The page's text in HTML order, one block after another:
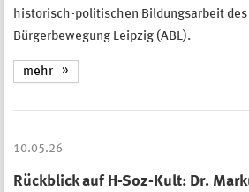
historisch-politischen Bildungsarbeit
Bürgerbewegung Leipzig (ABL).
mehr
10.05.26
Rückblick auf H-Soz-Kult: Dr.